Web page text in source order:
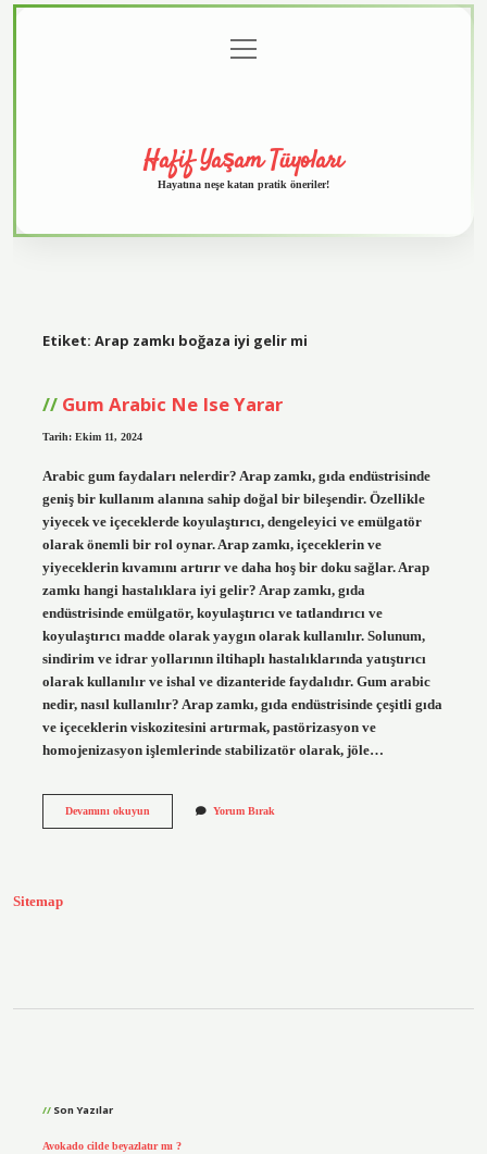
menüyü
aç
Hafif Yaşam Tüyoları
Hayatına neşe katan pratik öneriler!
Etiket: Arap zamkı boğaza iyi gelir mi
Gum Arabic Ne Ise Yarar
Tarih: Ekim 11, 2024
Arabic gum faydaları nelerdir? Arap zamkı, gıda endüstrisinde
geniş bir kullanım alanına sahip doğal bir bileşendir. Özellikle
yiyecek ve içeceklerde koyulaştırıcı, dengeleyici ve emülgatör
olarak önemli bir rol oynar. Arap zamkı, içeceklerin ve
yiyeceklerin kıvamını artırır ve daha hoş bir doku sağlar. Arap
zamkı hangi hastalıklara iyi gelir? Arap zamkı, gıda
endüstrisinde emülgatör, koyulaştırıcı ve tatlandırıcı ve
koyulaştırıcı madde olarak yaygın olarak kullanılır. Solunum,
sindirim ve idrar yollarının iltihaplı hastalıklarında yatıştırıcı
olarak kullanılır ve ishal ve dizanteride faydalıdır. Gum arabic
nedir, nasıl kullanılır? Arap zamkı, gıda endüstrisinde çeşitli gıda
ve içeceklerin viskozitesini artırmak, pastörizasyon ve
homojenizasyon işlemlerinde stabilizatör olarak, jöle…
Devamını okuyunGum
Yorum Bırak
Sitemap
Son Yazılar
Avokado cilde beyazlatır mı ?